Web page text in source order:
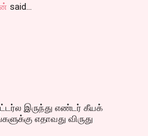
said…
இருந்து எண்டர் கீயக்
எதாவது விருது